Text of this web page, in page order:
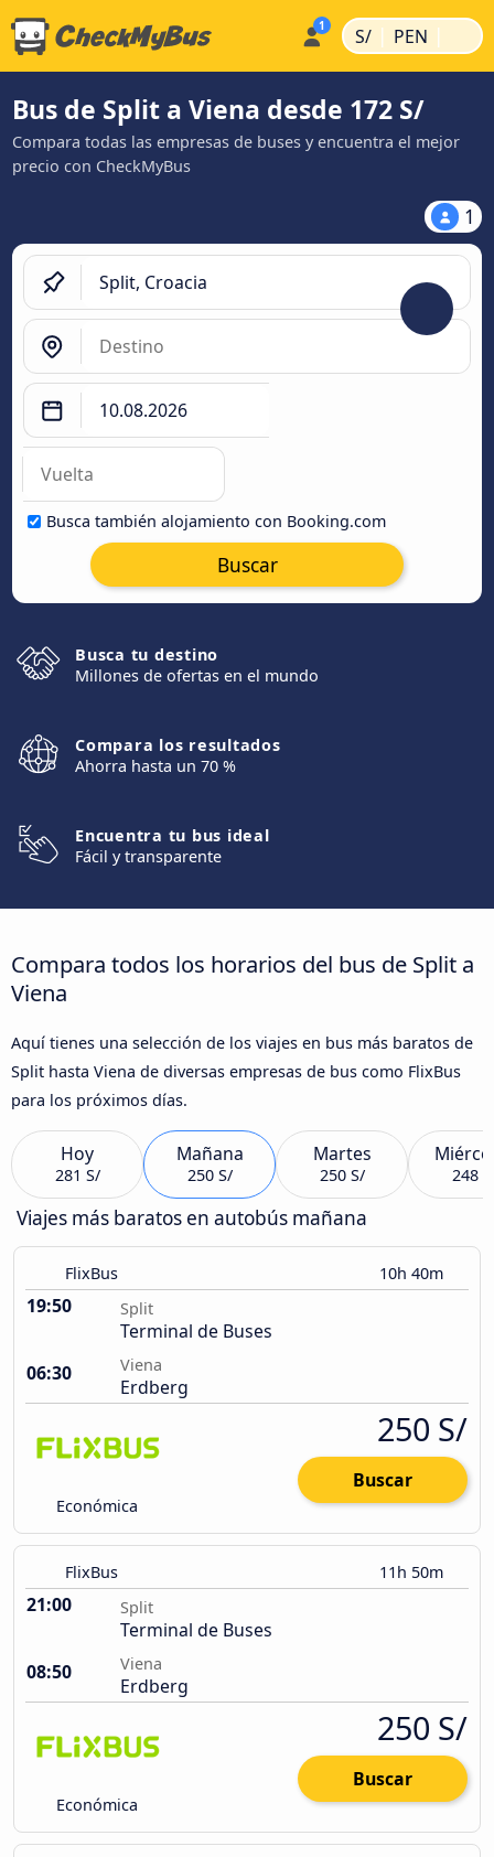
S/ | PEN |
Bus de Split a Viena desde 172 S/
Compara todas las empresas de buses y encuentra el mejor
precio con CheckMyBus
1
Busca también alojamiento con Booking.com
Buscar
Busca tu destino
Millones de ofertas en el mundo
Compara los resultados
Ahorra hasta un 70 %
Encuentra tu bus ideal
Fácil y transparente
Compara todos los horarios del bus de Split a
Viena
Aquí tienes una selección de los viajes en bus más baratos de
Split hasta Viena de diversas empresas de bus como FlixBus
para los próximos días.
Hoy
281 S/
Mañana
250 S/
Martes
250 S/ 248
Viajes más baratos en autobús mañana
FlixBus 10h 40m
19:50 Split
Terminal de Buses
06:30
Viena
Erdberg
Económica
250 S/
Buscar
FlixBus 11h 50m
21:00 Split
Terminal de Buses
08:50
Viena
Erdberg
Económica
250 S/
Buscar